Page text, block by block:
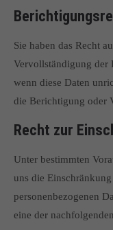
Sie haben das Recht
Vervollständigung der
wenn diese Daten
die Berichtigung oder
Recht zur
Unter bestimmten
uns die
personenbezogenen
eine der